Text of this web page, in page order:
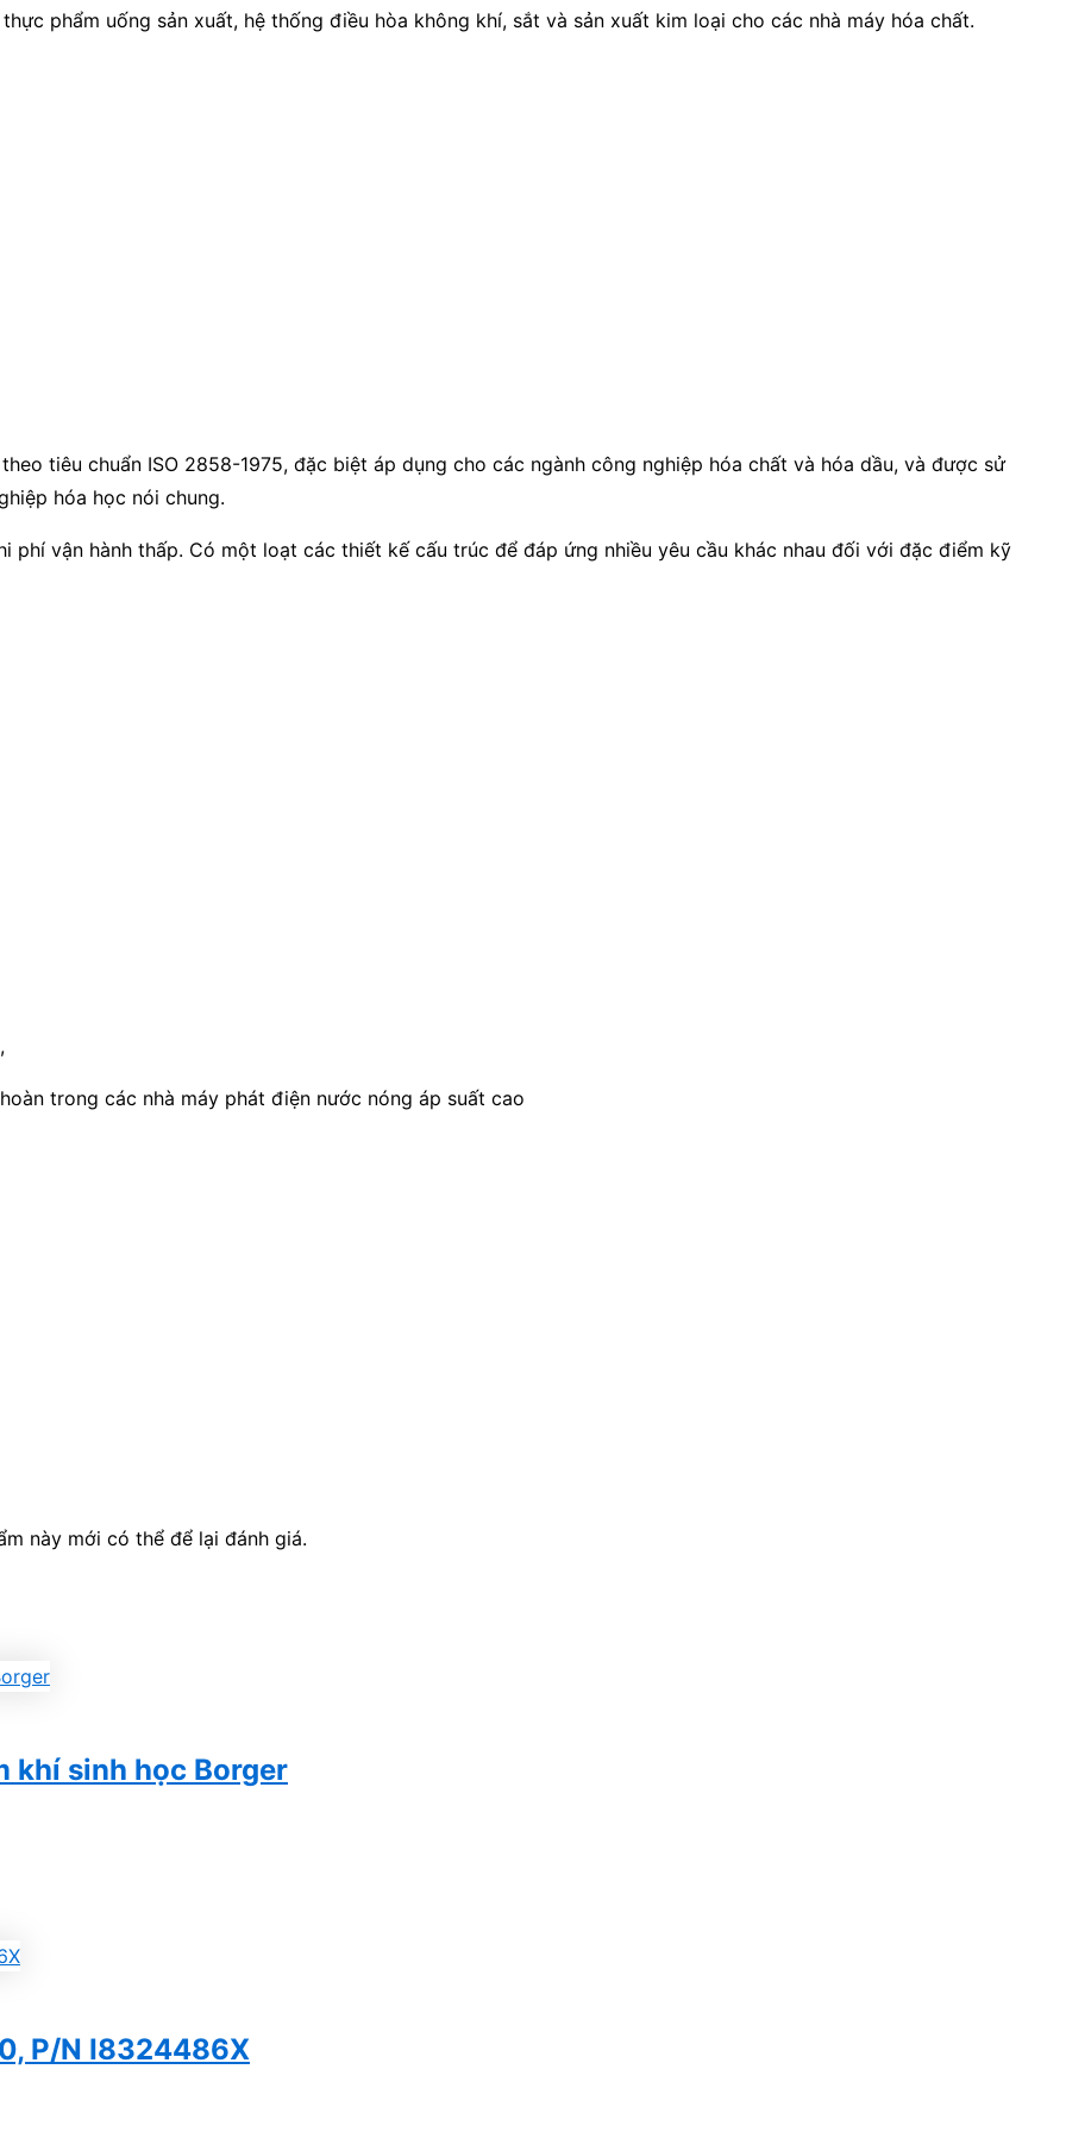
phẩm uống sản xuất, hệ thống điều hòa không khí, sắt và sản xuất kim loại cho các nhà máy hóa chất.
tiêu chuẩn ISO 2858-1975, đặc biệt áp dụng cho các ngành công nghiệp hóa chất và hóa dầu, và được sử
hóa học nói chung.
phí vận hành thấp. Có một loạt các thiết kế cấu trúc để đáp ứng nhiều yêu cầu khác nhau đối với đặc điểm kỹ
trong các nhà máy phát điện nước nóng áp suất cao
này mới có thể để lại đánh giá.
khí sinh học Borger
P/N I8324486X